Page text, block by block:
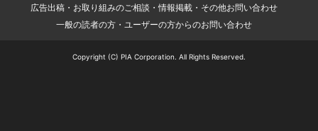
広告出稿・お取り組みのご相談・情報掲載・その他お問い合わせ
一般の読者の方・ユーザーの方からのお問い合わせ
Copyright (C) PIA Corporation. All Rights Reserved.